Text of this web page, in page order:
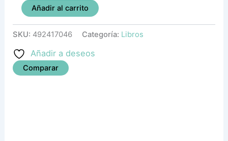
Añadir al carrito
SKU: 492417046 Categoría: Libros
Añadir a deseos
Comparar